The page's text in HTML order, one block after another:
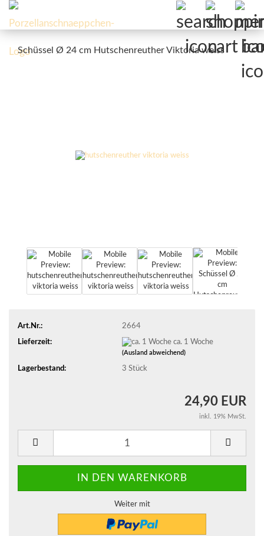
Schüssel Ø 24 cm Hutschenreuther Viktoria weiss
Art.Nr.: 2664
Lieferzeit: ca. 1 Woche
(Ausland abweichend)
Lagerbestand: 3 Stück
24,90 EUR
inkl. 19% MwSt.
Weiter mit